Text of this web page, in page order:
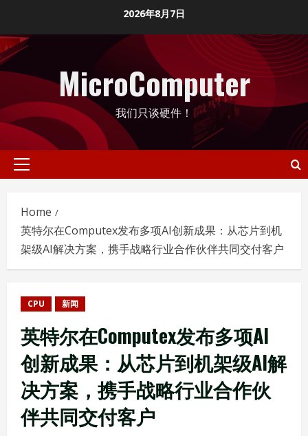
content
2026年8月7日
MicroComputer
我们只谈硬件！
Primary
Home
英特尔在Computex发布多项AI创新成果：从芯片到机
架级AI解决方案，携手战略行业合作伙伴共同交付客户
CPU 新闻
英特尔在Computex发布多项AI
创新成果：从芯片到机架级AI解
决方案，携手战略行业合作伙
伴共同交付客户